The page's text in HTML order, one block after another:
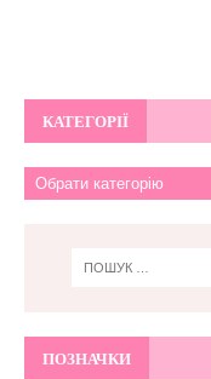
КАТЕГОРІЇ
ПОЗНАЧКИ